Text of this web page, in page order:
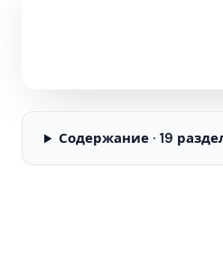
Содержание · 19